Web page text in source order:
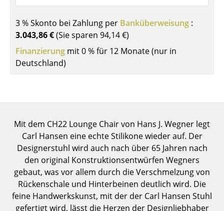
Konferenztische
Stehtische & Stehpulte
Kindertische
Einzelteile
... alle Tische
Aufbewahren
Regale & Schränke
3 % Skonto bei Zahlung per Banküberweisung :
3.043,86 €(Sie sparen 94,14 €)
Finanzierung mit 0 % für 12 Monate (nur in
Deutschland)
Mit dem CH22 Lounge Chair von Hans J. Wegner legt
Carl Hansen eine echte Stilikone wieder auf. Der
Designerstuhl wird auch nach über 65 Jahren nach
den original Konstruktionsentwürfen Wegners
gebaut, was vor allem durch die Verschmelzung von
Rückenschale und Hinterbeinen deutlich wird. Die
feine Handwerkskunst, mit der der Carl Hansen Stuhl
gefertigt wird, lässt die Herzen der Designliebhaber